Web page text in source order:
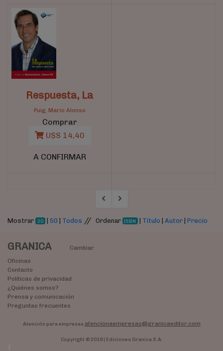
Respuesta, La
Puig, Mario Alonso
Comprar
U$S 14,40
A CONFIRMAR
Mostrar 20 | 50 Todos // Ordenar ISBN Título |Autor |Precio
GRANICA
Cambiar
Oficinas
Contacto
Políticas de privacidad
¿Quiénes somos?
Prensa y comunicación
Preguntas frecuentes
Atención para empresas atencionaempresas@granicaeditor.com
Copyright © 2019 | Ediciones Granica S.A.